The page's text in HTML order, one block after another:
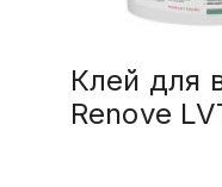
Клей для
Renove